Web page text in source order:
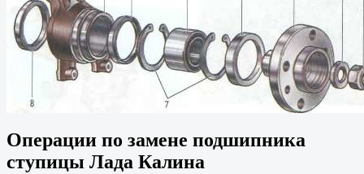
Операции по замене подшипника
ступицы Лада Калина